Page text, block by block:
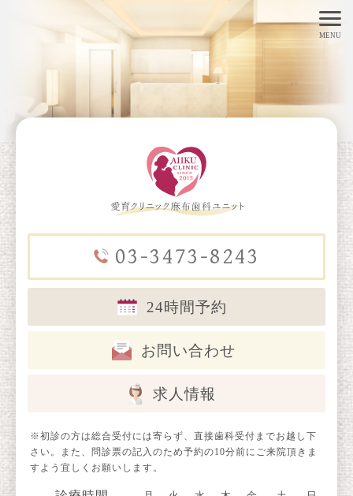
MENU
03-3473-8243
24時間予約
お問い合わせ
求人情報
※初診の方は総合受付には寄らず、直接歯科受付までお越し下
さい。また、問診票の記入のため予約の10分前にご来院頂きま
すよう宜しくお願いします。